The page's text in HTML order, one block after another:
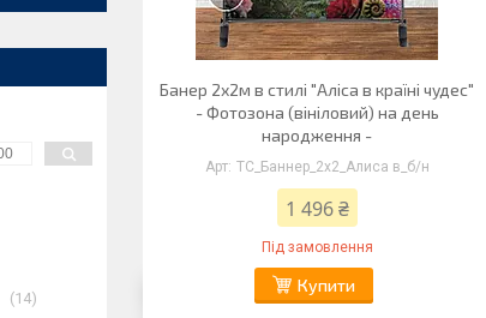
Банер 2х2м в стилі "Аліса в країні чудес"
- Фотозона (вініловий) на день
народження -
ТС_Баннер_2х2_Алиса в_б/н
1 496 ₴
Під замовлення
Купити
14